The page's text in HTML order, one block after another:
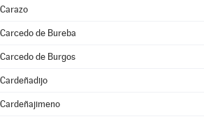
Carazo
Carcedo de Bureba
Carcedo de Burgos
Cardeñadijo
Cardeñajimeno